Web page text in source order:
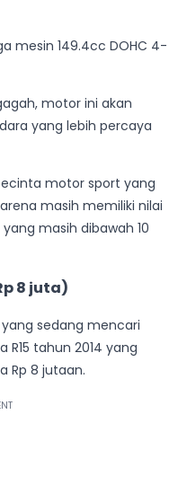
mesin 149.4cc DOHC 4-
motor ini akan
yang lebih percaya
motor sport yang
masih memiliki nilai
masih dibawah 10
8 juta)
sedang mencari
tahun 2014 yang
Rp 8 jutaan.